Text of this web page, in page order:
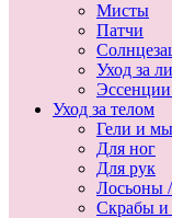
Мисты
Патчи
Уход за
Уход за телом
Гели и
Для ног
Для рук
Лосьоны
Скрабы и